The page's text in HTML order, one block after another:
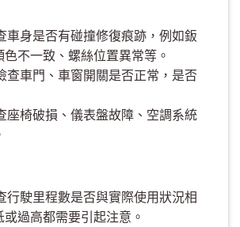
車身是否有碰撞修復痕跡，例如鈑
不一致、螺絲位置異常等。
查車門、車窗開關是否正常，是否
座椅破損、儀表盤故障、空調系統
行駛里程數是否與實際使用狀況相
過高都需要引起注意。